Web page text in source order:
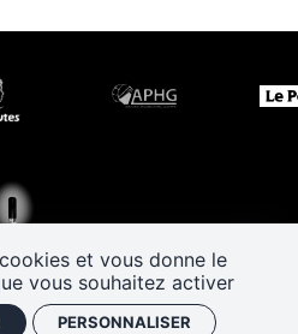
et vous donne le
vous souhaitez activer
PERSONNALISER